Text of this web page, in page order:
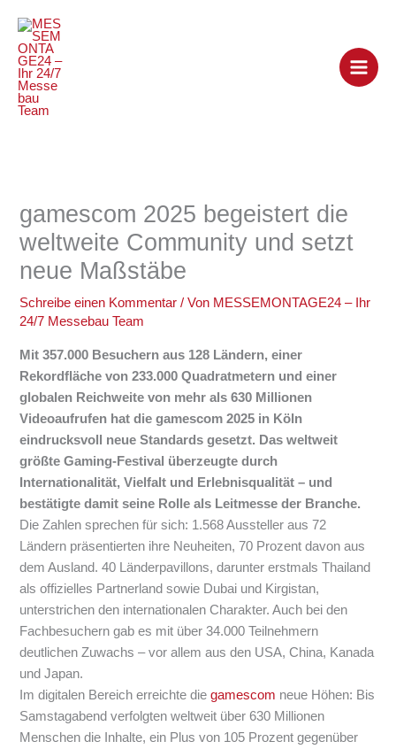
Inhalt
springen
gamescom 2025 begeistert die
weltweite Community und setzt
neue Maßstäbe
Schreibe einen Kommentar / Von MESSEMONTAGE24 – Ihr
24/7 Messebau Team
Mit 357.000 Besuchern aus 128 Ländern, einer
Rekordfläche von 233.000 Quadratmetern und einer
globalen Reichweite von mehr als 630 Millionen
Videoaufrufen hat die gamescom 2025 in Köln
eindrucksvoll neue Standards gesetzt. Das weltweit
größte Gaming-Festival überzeugte durch
Internationalität, Vielfalt und Erlebnisqualität – und
bestätigte damit seine Rolle als Leitmesse der Branche.
Die Zahlen sprechen für sich: 1.568 Aussteller aus 72
Ländern präsentierten ihre Neuheiten, 70 Prozent davon aus
dem Ausland. 40 Länderpavillons, darunter erstmals Thailand
als offizielles Partnerland sowie Dubai und Kirgistan,
unterstrichen den internationalen Charakter. Auch bei den
Fachbesuchern gab es mit über 34.000 Teilnehmern
deutlichen Zuwachs – vor allem aus den USA, China, Kanada
und Japan.
Im digitalen Bereich erreichte diegamescom neue Höhen: Bis
Samstagabend verfolgten weltweit über 630 Millionen
Menschen die Inhalte, ein Plus von 105 Prozent gegenüber